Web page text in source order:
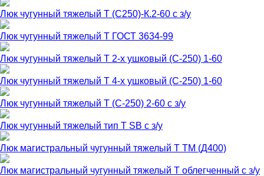
Люк чугунный тяжелый Т (С250)-К.2-60 с з/у
Люк чугунный тяжелый Т ГОСТ 3634-99
Люк чугунный тяжелый Т 2-х ушковый (С-250) 1-60
Люк чугунный тяжелый Т 4-х ушковый (С-250) 1-60
Люк чугунный тяжелый Т (С-250) 2-60 с з/у
Люк чугунный тяжелый тип Т SB с з/у
Люк магистральный чугунный тяжелый Т ТМ (Д400)
Люк магистральный чугунный тяжелый Т облегченный с з/у